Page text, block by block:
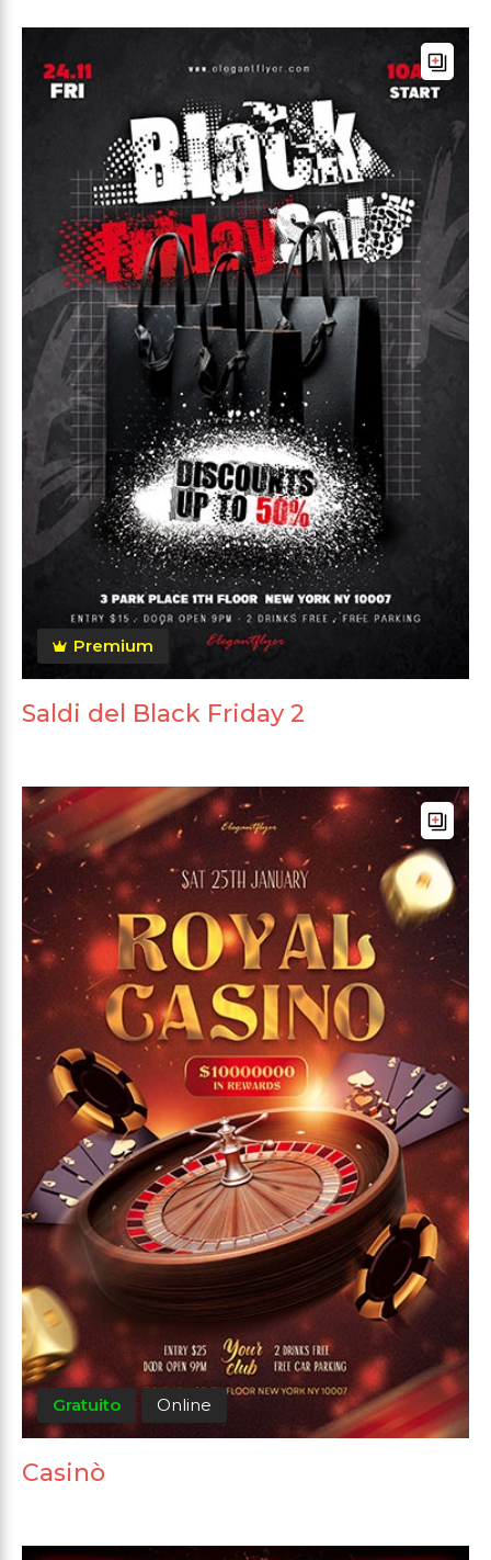
Premium
Saldi del Black Friday 2
Gratuito Online
Casinò